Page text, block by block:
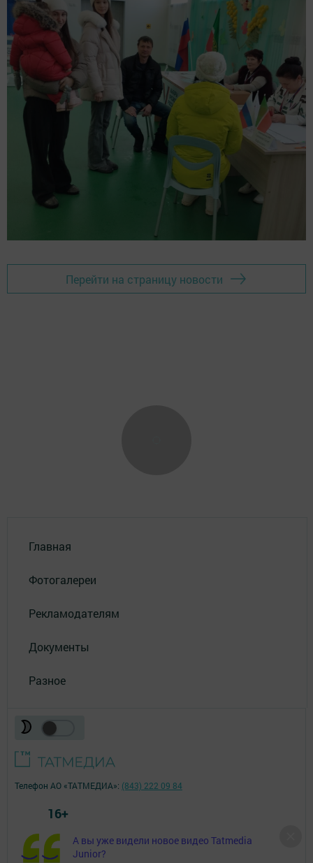
Перейти на страницу новости
Главная
Фотогалереи
Рекламодателям
Документы
Разное
А вы уже видели новое видео Tatmedia
Junior?
© 2011 - 2026. Посинформ. Все права защищены.
© ТАТМЕДИА. Все материалы, размещенные на сайте, защищены
Телефон АО «ТАТМЕДИА»: (843) 222 09 84
16+